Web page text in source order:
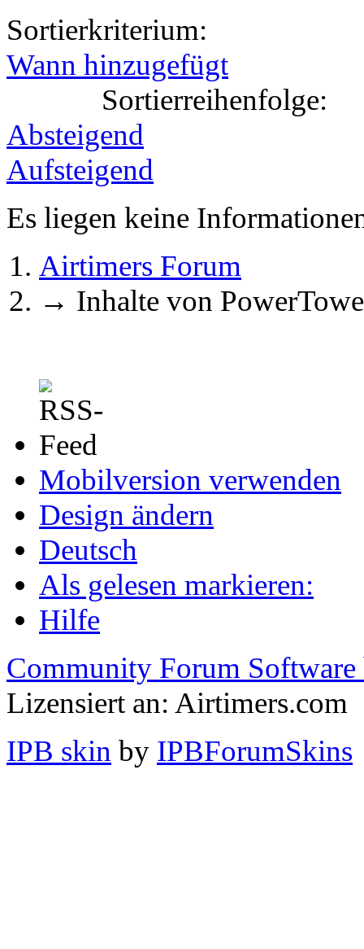
Sortierkriterium:
Wann hinzugefügt
Sortierreihenfolge:
Absteigend
Aufsteigend
Es liegen keine
Airtimers Forum
→ Inhalte von
Mobilversion verwenden
Design ändern
Deutsch
Als gelesen markieren:
Hilfe
Community Forum Software
Lizensiert an: Airtimers.com
IPB skin by IPBForumSkins